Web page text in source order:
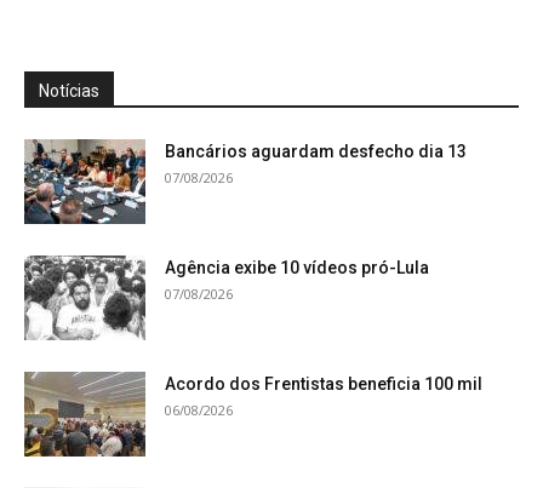
Notícias
Bancários aguardam desfecho dia 13
07/08/2026
Agência exibe 10 vídeos pró-Lula
07/08/2026
Acordo dos Frentistas beneficia 100 mil
06/08/2026